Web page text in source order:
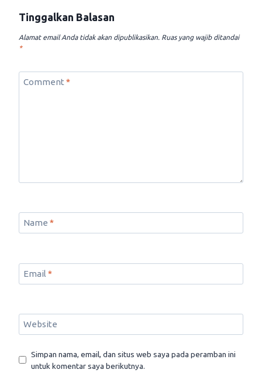
Tinggalkan Balasan
Alamat email Anda tidak akan dipublikasikan. Ruas yang wajib ditandai
*
Comment *
Name *
Email *
Website
Simpan nama, email, dan situs web saya pada peramban ini
untuk komentar saya berikutnya.